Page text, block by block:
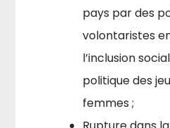
pays par des
volontaristes
l’inclusion
politique des
femmes ;